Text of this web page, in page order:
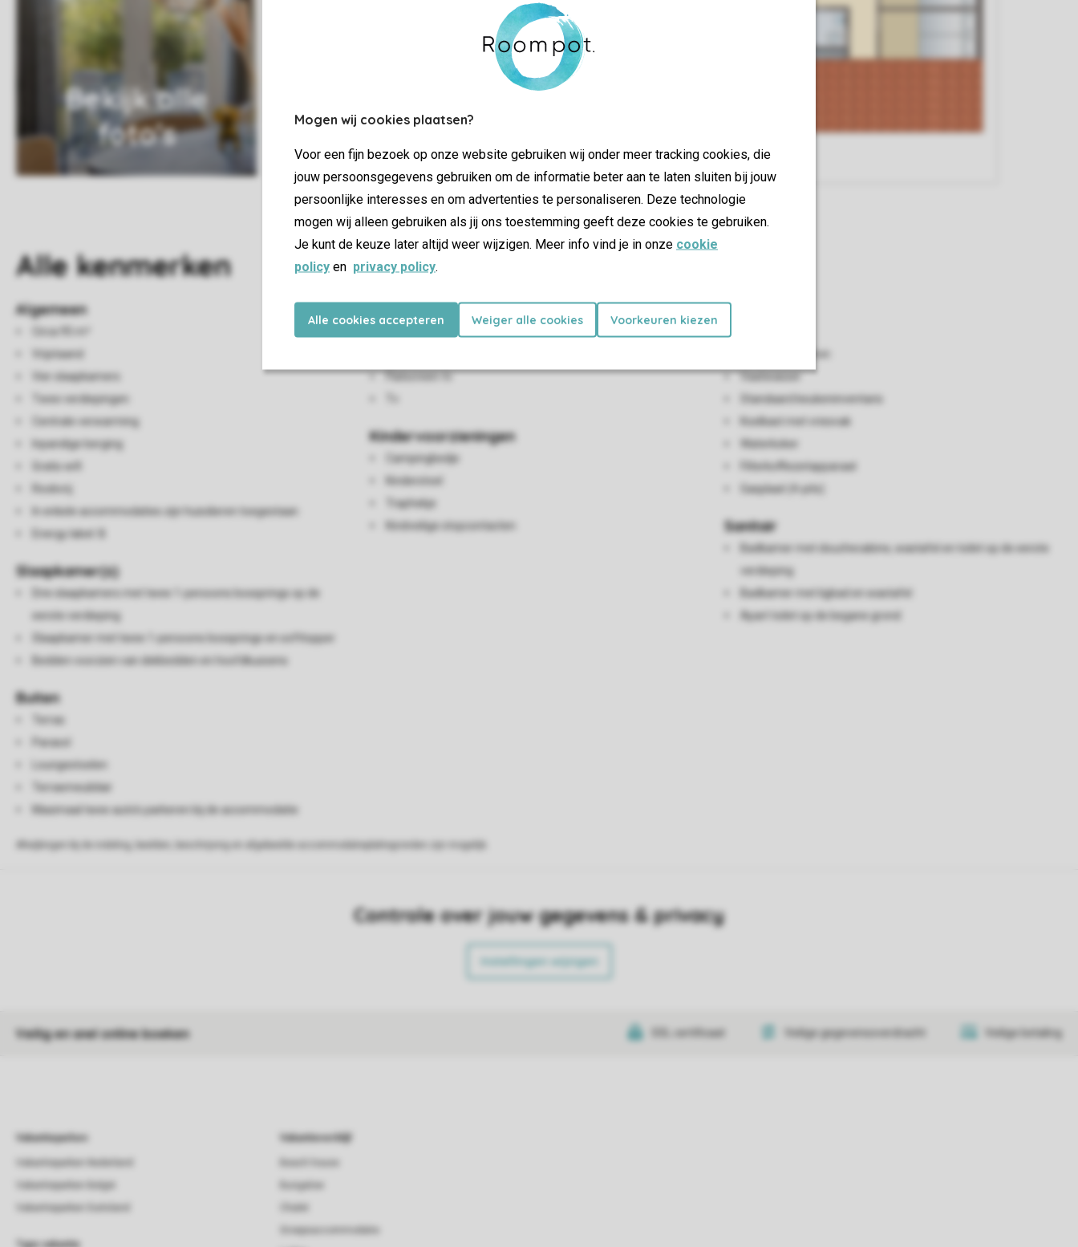
Mogen wij cookies plaatsen?
Voor een fijn bezoek op onze website gebruiken wij onder meer tracking cookies, die
jouw persoonsgegevens gebruiken om de informatie beter aan te laten sluiten bij jouw
persoonlijke interesses en om advertenties te personaliseren. Deze technologie
mogen wij alleen gebruiken als jij ons toestemming geeft deze cookies te gebruiken.
Je kunt de keuze later altijd weer wijzigen. Meer info vind je in onze cookie
policy en privacy policy.
Alle cookies accepteren Weiger alle cookies Voorkeuren kiezen
Bekijk alle
foto's
Allekenmerken
Algemeen
Circa 95 m²
Vrijstaand
Vier slaapkamers
Twee verdiepingen
Centrale verwarming
Inpandige berging
Gratis wifi
Rookvrij
In enkele accommodaties zijn huisdieren toegestaan
Energy label: B
Slaapkamer(s)
Drie slaapkamers met twee 1-persoons boxsprings op de
eerste verdieping
Slaapkamer met twee 1-persoons boxsprings en softtopper
Bedden voorzien van dekbedden en hoofdkussens
Buiten
Terras
Parasol
Loungestoelen
Terrasmeubilair
Maximaal twee auto's parkeren bij de accommodatie
Woon-/eetkamer
Flatscreen-tv
Kindervoorzieningen
Campingbedje
Kinderstoel
Traphekje
Kindveilige stopcontacten
Keuken
Vaatwasser
Standaard keukeninventaris
Koelkast met vriesvak
Waterkoker
Filterkoffiezetapparaat
Gasplaat (4-pits)
Sanitair
Badkamer met douchecabine, wastafel en toilet op de eerste
verdieping
Badkamer met ligbad en wastafel
Apart toilet op de begane grond
Controle over jouw gegevens & privacy
Instellingen wijzigen
Veilig en snel online boeken SSL certificaat Veilige gegevensoverdracht Veilige betaling
Vakantieparken
Type vakantie
Vakantieverblijf